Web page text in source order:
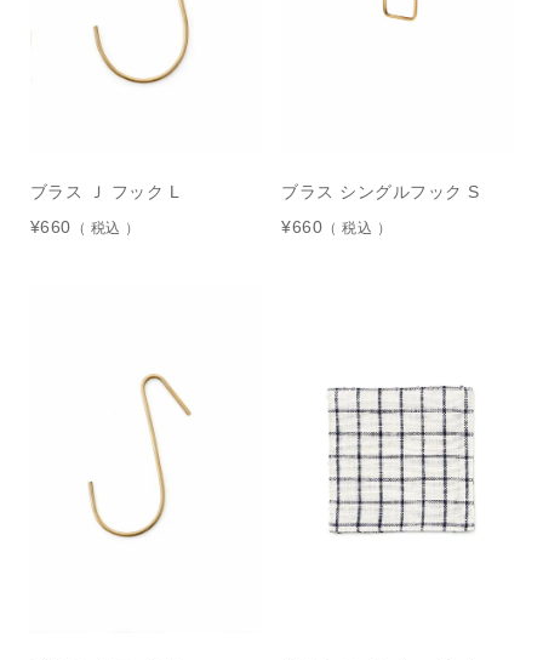
ブラス Ｊ フック L
¥660 税込
ブラス シングルフック S
¥660 税込